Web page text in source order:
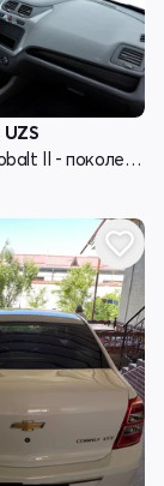
UZS
Chevrolet Cobalt II - поколение рестайлинг